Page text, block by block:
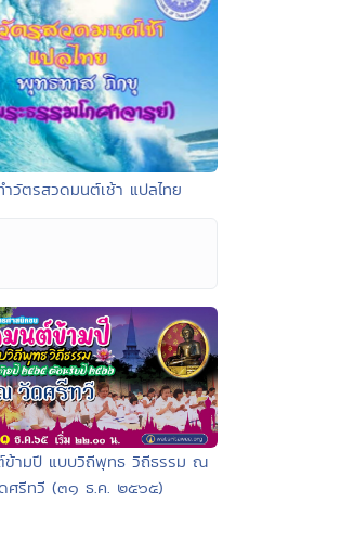
ตรสวดมนต์เช้า แปลไทย
ข้ามปี แบบวิถีพุทธ วิถีธรรม ณ
ศรีทวี (๓๑ ธ.ค. ๒๕๖๕)